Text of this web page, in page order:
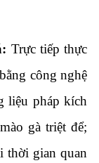
Trực tiếp thực
công nghệ
liệu pháp kích
gà triệt để;
thời gian quan